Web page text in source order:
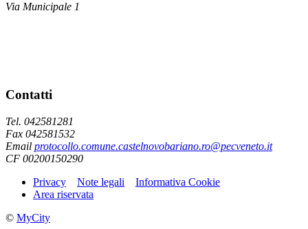
Via Municipale 1
Contatti
Tel. 042581281
Fax 042581532
Email protocollo.comune.castelnovobariano.ro@pecveneto.it
CF 00200150290
Privacy
Note legali
Informativa Cookie
Area riservata
© MyCity